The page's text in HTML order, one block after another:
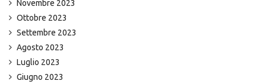
Novembre 2023
Ottobre 2023
Settembre 2023
Agosto 2023
Luglio 2023
Giugno 2023